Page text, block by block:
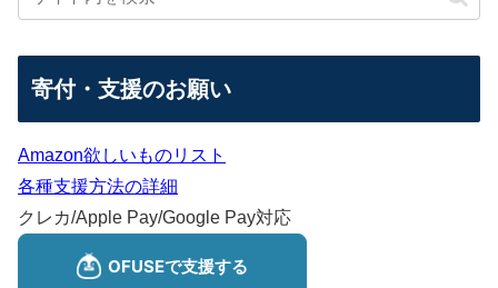
寄付・支援のお願い
Amazon欲しいものリスト
各種支援方法の詳細
クレカ/Apple Pay/Google Pay対応